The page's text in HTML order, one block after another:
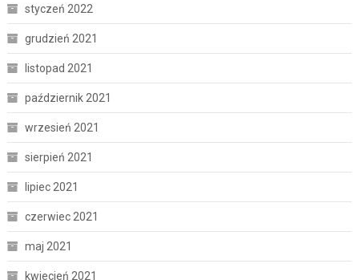
styczeń 2022
grudzień 2021
listopad 2021
październik 2021
wrzesień 2021
sierpień 2021
lipiec 2021
czerwiec 2021
maj 2021
kwiecień 2021